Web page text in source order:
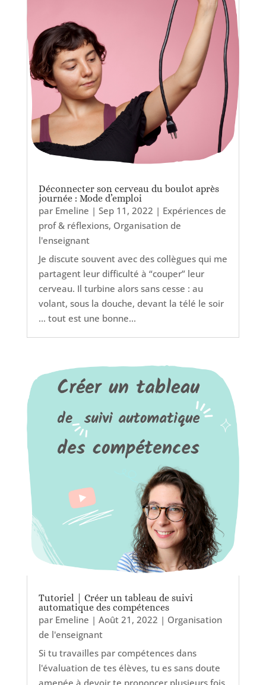
Déconnecter son cerveau du boulot après
journée : Mode d’emploi
par Emeline | Sep 11, 2022 | Expériences de
prof & réflexions, Organisation de
l'enseignant
Je discute souvent avec des collègues qui me
partagent leur difficulté à “couper” leur
cerveau. Il turbine alors sans cesse : au
volant, sous la douche, devant la télé le soir
… tout est une bonne...
Tutoriel | Créer un tableau de suivi
automatique des compétences
par Emeline | Août 21, 2022 | Organisation
de l'enseignant
Si tu travailles par compétences dans
l'évaluation de tes élèves, tu es sans doute
amenée à devoir te prononcer plusieurs fois